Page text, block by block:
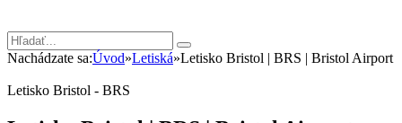
Nachádzate sa:Úvod»Letiská»Letisko Bristol | BRS | Bristol Airport
Letisko Bristol - BRS